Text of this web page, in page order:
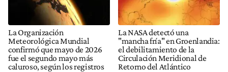
La Organización
Meteorológica Mundial
confirmó que mayo de 2026
fue el segundo mayo más
caluroso, según los registros
La NASA detectó una
"mancha fría" en Groenlandia:
el debilitamiento de la
Circulación Meridional de
Retorno del Atlántico